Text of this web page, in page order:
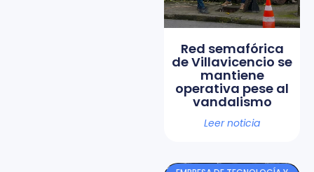
Red semafórica
de Villavicencio se
mantiene
operativa pese al
vandalismo
Leer noticia